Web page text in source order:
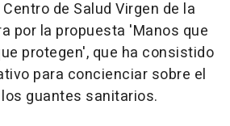
de Salud Virgen de la
por la propuesta 'Manos que
protegen', que ha consistido
para concienciar sobre el
guantes sanitarios.